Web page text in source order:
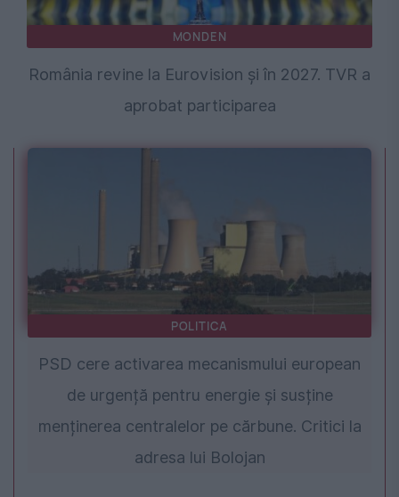
MONDEN
România revine la Eurovision și în 2027. TVR a
aprobat participarea
POLITICA
PSD cere activarea mecanismului european
de urgență pentru energie și susține
menținerea centralelor pe cărbune. Critici la
adresa lui Bolojan